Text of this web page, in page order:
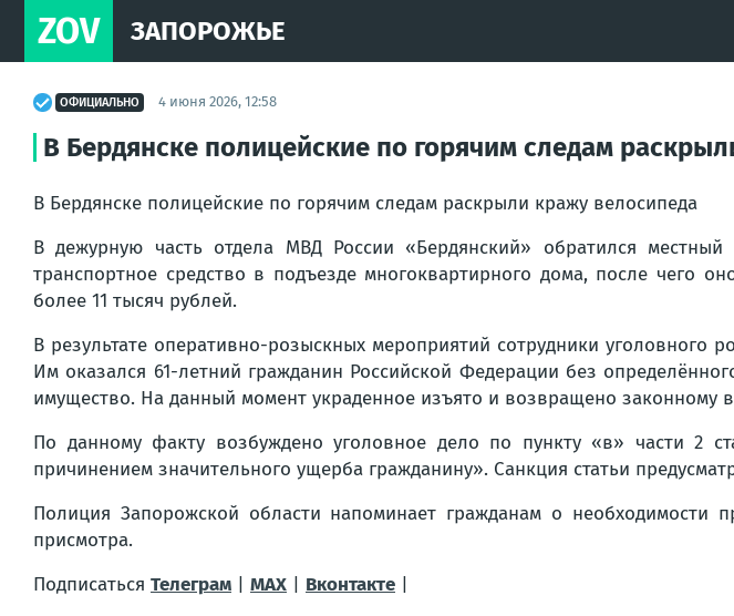
ZOV ЗАПОРОЖЬЕ
ОФИЦИАЛЬНО 4 июня 2026, 12:58
В Бердянске полицейские по горячим следам
В Бердянске полицейские по горячим следам раскрыли кражу велосипеда
В дежурную часть отдела МВД России «Бердянский» обратился
транспортное средство в подъезде многоквартирного дома, после чего
более 11 тысяч рублей.
В результате оперативно-розыскных мероприятий сотрудники уголовного
Им оказался 61-летний гражданин Российской Федерации без
имущество. На данный момент украденное изъято и возвращено законному
По данному факту возбуждено уголовное дело по пункту «в» части 2
причинением значительного ущерба гражданину». Санкция статьи
Полиция Запорожской области напоминает гражданам о
присмотра.
Подписаться Телеграм MAX Вконтакте